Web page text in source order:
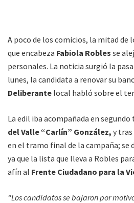
A poco de los comicios, la mitad de
que encabeza Fabiola Robles se
personales. La noticia surgió la
lunes, la candidata a renovar su
Deliberante local habló sobre el
La edil iba acompañada en
del Valle “Carlín” González, y
en el tramo final de la campaña; se
ya que la lista que lleva a Robles
afín al Frente Ciudadano para la
“Los candidatos se bajaron por